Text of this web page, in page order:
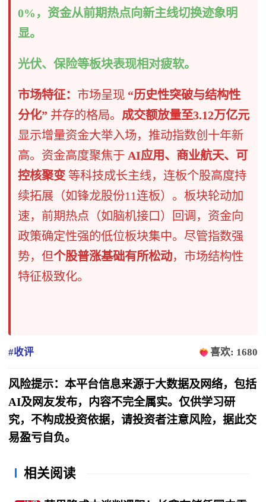
0%，资金从前期热点向新主线切换迹象明
显。
光伏、保险等板块表现相对疲软。
市场特征： 市场呈现 “历史性突破与结构性
分化” 并存的格局。 成交额放量至3.12万亿元
显示增量资金大举入场，推动指数创十年新
高。资金高度聚焦于 AI应用、商业航天、可
控核聚变 等科技成长主线，连板个股高度持
续拓展（如锋龙股份11连板）。板块轮动加
速，前期热点（如脑机接口）回调，资金向
政策确定性强的低位板块集中。尽管指数强
势，但个股普涨基础有所松动，市场结构性
特征极致化。
#收评 喜欢: 1680
风险提示：本平台信息来源于大数据及网络，包括
AI及网友发布，内容不完全属实。仅供学习研
究，不构成投资依据，请投资者注意风险，据此交
易盈亏自负。
相关阅读